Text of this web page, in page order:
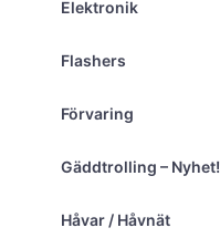
Elektronik
Flashers
Förvaring
Gäddtrolling – Nyhet!
Håvar / Håvnät